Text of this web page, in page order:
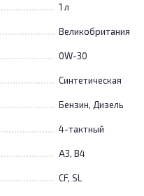
1 л
Великобритания
0W-30
Синтетическая
Бензин, Дизель
4-тактный
A3, B4
CF, SL